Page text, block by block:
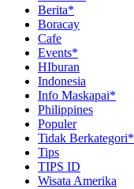
Berita*
Boracay
Cafe
Events*
HIburan
Indonesia
Info Maskapai*
Philippines
Populer
Tidak Berkategori*
Tips
TIPS ID
Wisata Amerika